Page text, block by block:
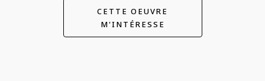
CETTE OEUVRE
M'INTÉRESSE